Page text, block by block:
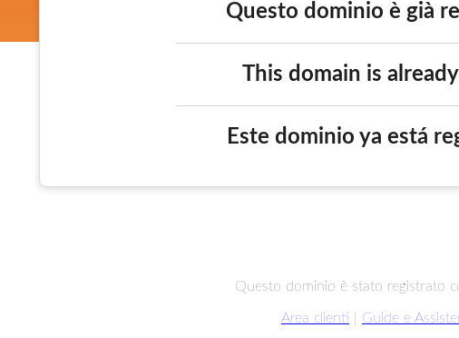
Questo dominio è già
This domain is
Este dominio ya está
Questo dominio è stato registrato
Area clienti Guide e